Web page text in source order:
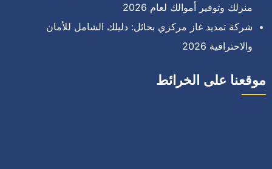
منزلك وتوفير أموالك لعام 2026
شركة تمديد غاز مركزي بحائل: دليلك الشامل للأمان
والاحترافية 2026
موقعنا على الخرائط